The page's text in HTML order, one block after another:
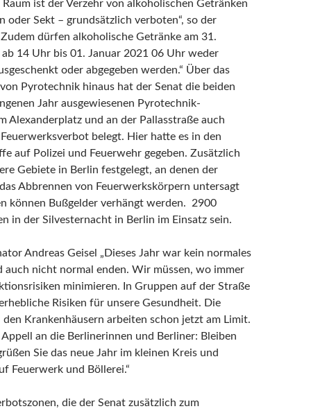
ist der Verzehr von alkoholischen Getränken
oder Sekt – grundsätzlich verboten“, so der
dürfen alkoholische Getränke am 31.
14 Uhr bis 01. Januar 2021 06 Uhr weder
oder abgegeben werden.“ Über das
Pyrotechnik hinaus hat der Senat die beiden
Jahr ausgewiesenen Pyrotechnik-
Alexanderplatz und an der Pallasstraße auch
belegt. Hier hatte es in den
auf Polizei und Feuerwehr gegeben. Zusätzlich
Gebiete in Berlin festgelegt, an denen der
Abbrennen von Feuerwerkskörpern untersagt
können Bußgelder verhängt werden. 2900
in der Silvesternacht in Berlin im Einsatz sein.
Andreas Geisel „Dieses Jahr war kein normales
auch nicht normal enden. Wir müssen, wo immer
minimieren. In Gruppen auf der Straße
Risiken für unsere Gesundheit. Die
Krankenhäusern arbeiten schon jetzt am Limit.
an die Berlinerinnen und Berliner: Bleiben
Sie das neue Jahr im kleinen Kreis und
Feuerwerk und Böllerei.“
die der Senat zusätzlich zum